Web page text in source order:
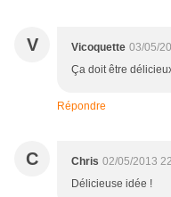
V Vicoquette 03/05/
Ça doit être
Répondre
C Chris 02/05/2013
Délicieuse idée !